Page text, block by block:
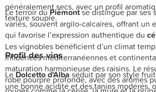
généralement secs, avec un profil
texture souple.
Le terroir duPiémontse distingue par ses
variés, souvent argilo-calcaires, offrant un
qui favorise l’expression authentique du
Les vignobles bénéficient d’un climat
influences méditerranéennes et
maturation harmonieuse des raisins. Le
robe pourpre profonde, avec des arômes
Profil des vins
LeDolcetto d'Albaséduit par son style
une bonne acidité et des tanins modérés,